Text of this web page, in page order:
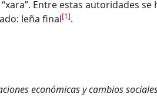
Entre estas autoridades se
leña final[1].
económicas y cambios